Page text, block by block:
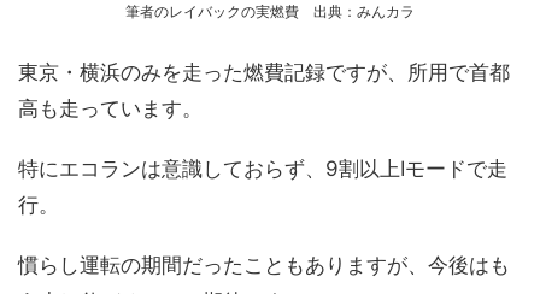
筆者のレイバックの実燃費 出典：みんカラ
東京・横浜のみを走った燃費記録ですが、所用で首都
高も走っています。
特にエコランは意識しておらず、9割以上Iモードで走
行。
慣らし運転の期間だったこともありますが、今後はも